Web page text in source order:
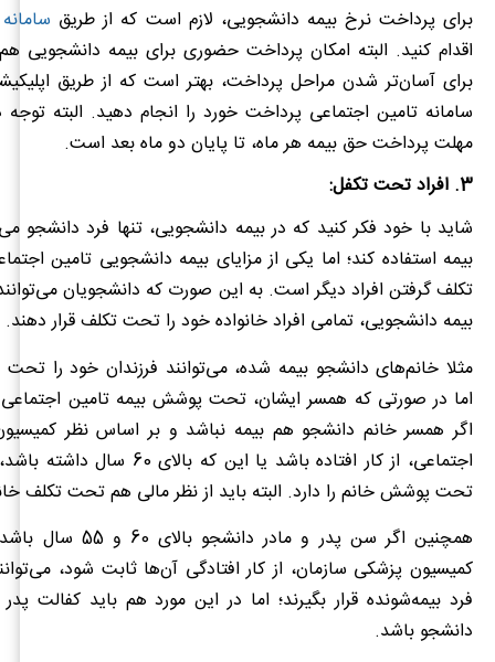
برای پرداخت نرخ بیمه دانشجویی، لازم است که از طریق
اقدام کنید. البته امکان پرداخت حضوری برای بیمه دانشجویی
برای آسان‌تر شدن مراحل پرداخت، بهتر است که از طریق
سامانه تامین اجتماعی پرداخت خورد را انجام دهید. البته
مهلت پرداخت حق بیمه هر ماه، تا پایان دو ماه بعد است.
3. افراد تحت تکفل:
شاید با خود فکر کنید که در بیمه دانشجویی، تنها فرد دانشجو
بیمه استفاده کند؛ اما یکی از مزایای بیمه دانشجویی تامین
تکلف گرفتن افراد دیگر است. به این صورت که دانشجویان
بیمه دانشجویی، تمامی افراد خانواده خود را تحت تکلف قرار دهند.
مثلا خانم‌های دانشجو بیمه شده، می‌توانند فرزندان خود را تحت
اما در صورتی که همسر ایشان، تحت پوشش بیمه تامین اجتماعی
اگر همسر خانم دانشجو هم بیمه نباشد و بر اساس نظر
اجتماعی، از کار افتاده باشد یا این که
تحت پوشش خانم را دارد. البته باید از نظر مالی هم تحت تکلف
همچنین اگر سن پدر و
کمیسیون پزشکی سازمان، از کار افتادگی آن‌ها ثابت شود،
فرد بیمه‌شونده قرار بگیرند؛ اما در این مورد هم باید کفالت
دانشجو باشد.